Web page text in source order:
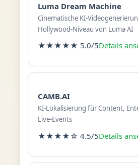
Luma Dream Machine
Cinematische KI-
Hollywood-Niveau von Luma AI
★★★★★ 5.0/5Details
CAMB.AI
KI-Lokalisierung für Content,
Live-Events
★★★★☆ 4.5/5Details